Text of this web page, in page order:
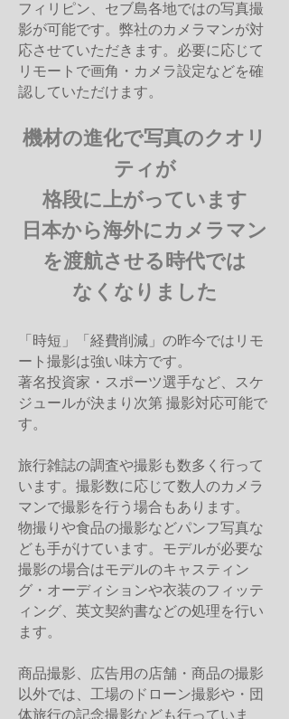
フィリピン、セブ島各地ではの写真撮
影が可能です。弊社のカメラマンが対
応させていただきます。必要に応じて
リモートで画角・カメラ設定などを確
認していただけます。
機材の進化で写真のクオリ
ティが
格段に上がっています
日本から海外にカメラマン
を渡航させる時代では
なくなりました
「時短」「経費削減」の昨今ではリモ
ート撮影は強い味方です。
著名投資家・スポーツ選手など、スケ
ジュールが決まり次第 撮影対応可能で
す。​
旅行雑誌の調査や撮影も数多く行って
います。撮影数に応じて数人のカメラ
マンで撮影を行う場合もあります。
物撮りや食品の撮影などパンフ写真な
ども手がけています。モデルが必要な
撮影の場合はモデルのキャスティン
グ・オーディションや衣装のフィッテ
ィング、英文契約書などの処理を行い
ます。
商品撮影、広告用の店舗・商品の撮影
以外では、工場のドローン撮影や・団
体旅行の記念撮影なども行っていま